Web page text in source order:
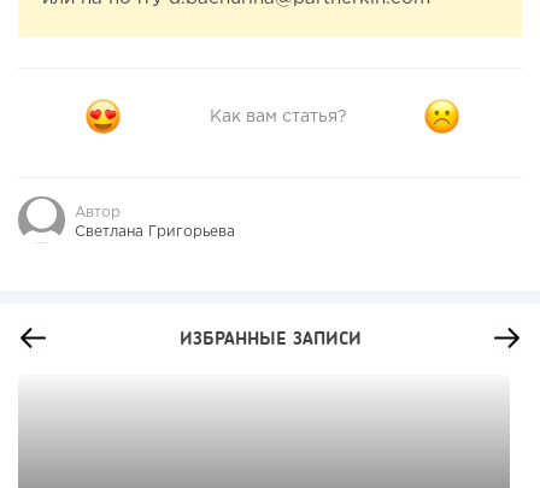
Как вам статья?
Автор
Светлана Григорьева
ИЗБРАННЫЕ ЗАПИСИ